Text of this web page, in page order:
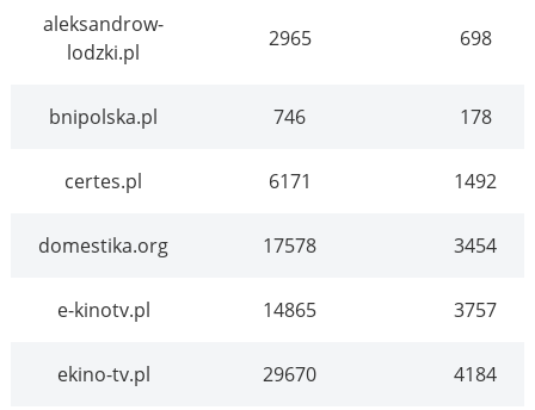
aleksandrow-
lodzki.pl
2965 698
bnipolska.pl 746 178
certes.pl 6171 1492
domestika.org 17578 3454
e-kinotv.pl 14865 3757
ekino-tv.pl 29670 4184